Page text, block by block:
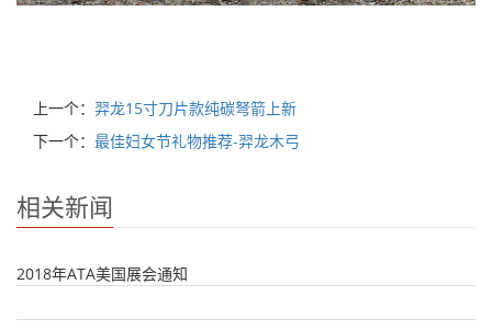
上一个： 羿龙15寸刀片款纯碳弩箭上新
下一个： 最佳妇女节礼物推荐-羿龙木弓
相关新闻
2018年ATA美国展会通知